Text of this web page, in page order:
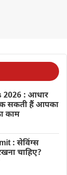
2026 : आधार
सकती हैं आपका
काम
: सेविंग्स
चाहिए?